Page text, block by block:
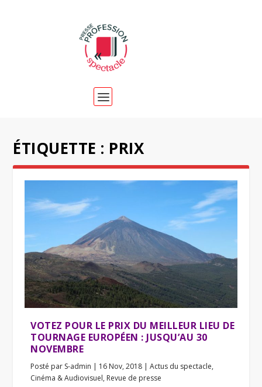
ÉTIQUETTE : PRIX
VOTEZ POUR LE PRIX DU MEILLEUR LIEU DE
TOURNAGE EUROPÉEN : JUSQU’AU 30
NOVEMBRE
Posté par S-admin | 16 Nov, 2018 |Actus du spectacle,
Cinéma & Audiovisuel, Revue de presse